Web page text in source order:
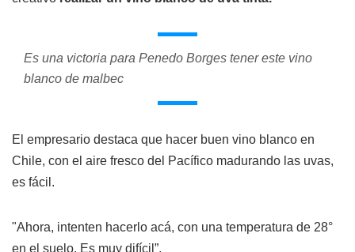
Es una victoria para Penedo Borges tener este vino
blanco de malbec
El empresario destaca que hacer buen vino blanco en
Chile, con el aire fresco del Pacífico madurando las uvas,
es fácil.
"Ahora, intenten hacerlo acá, con una temperatura de 28°
en el suelo. Es muy difícil”.